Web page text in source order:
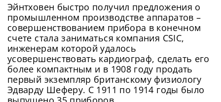
Эйнтховен быстро получил предложения о
промышленном производстве аппаратов –
совершенствованием прибора в конечном
счете стала заниматься компания CSIC,
инженерам которой удалось
усовершенствовать кардиограф, сделать его
более компактным и в 1908 году продать
первый экземпляр британскому физиологу
Эдварду Шеферу. С 1911 по 1914 годы было